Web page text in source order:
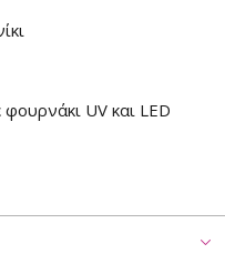
UV και LED